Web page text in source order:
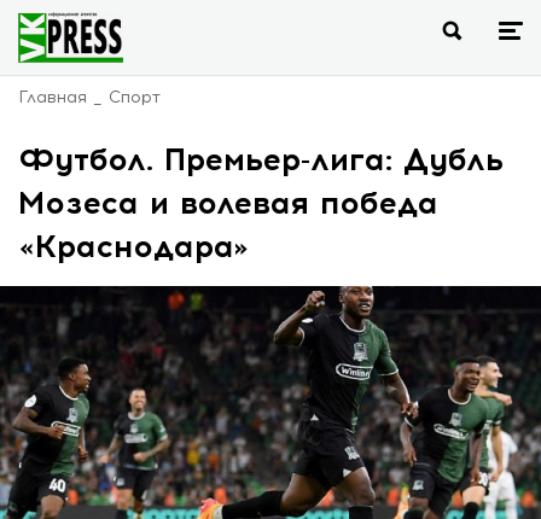
Главная Спорт
Футбол. Премьер-лига: Дубль
Мозеса и волевая победа
«Краснодара»